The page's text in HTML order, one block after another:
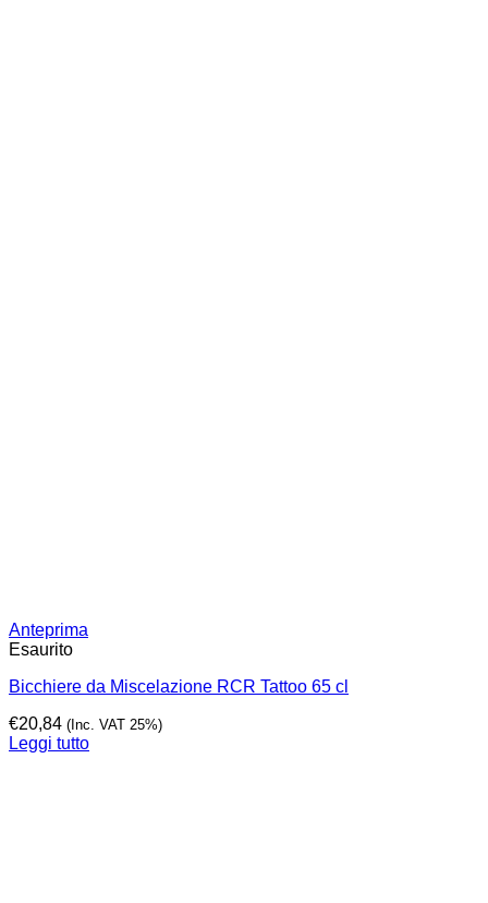
Anteprima
Esaurito
Bicchiere da Miscelazione RCR Tattoo 65 cl
€20,84 (Inc. VAT 25%)
Leggi tutto